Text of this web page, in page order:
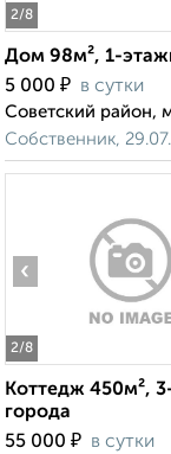
2/8
Дом 98м², 1-
5 000 ₽ в сутки
Советский район,
Собственник,
2/8
‹
Коттедж 450м²,
города
55 000 ₽ в сутки